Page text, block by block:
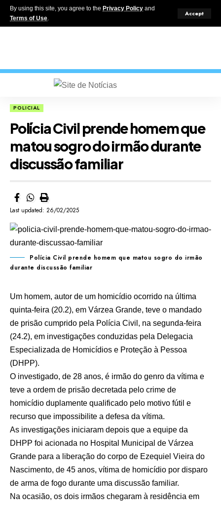
By using this site, you agree to the Privacy Policy and
Terms of Use.
Accept
POLICIAL
Polícia Civil prende homem que
matou sogro do irmão durante
discussão familiar
Last updated: 26/02/2025
Polícia Civil prende homem que matou sogro do irmão
durante discussão familiar
Um homem, autor de um homicídio ocorrido na última
quinta-feira (20.2), em Várzea Grande, teve o mandado
de prisão cumprido pela Polícia Civil, na segunda-feira
(24.2), em investigações conduzidas pela Delegacia
Especializada de Homicídios e Proteção à Pessoa
(DHPP).
O investigado, de 28 anos, é irmão do genro da vítima e
teve a ordem de prisão decretada pelo crime de
homicídio duplamente qualificado pelo motivo fútil e
recurso que impossibilite a defesa da vítima.
As investigações iniciaram depois que a equipe da
DHPP foi acionada no Hospital Municipal de Várzea
Grande para a liberação do corpo de Ezequiel Vieira do
Nascimento, de 45 anos, vítima de homicídio por disparo
de arma de fogo durante uma discussão familiar.
Na ocasião, os dois irmãos chegaram à residência em